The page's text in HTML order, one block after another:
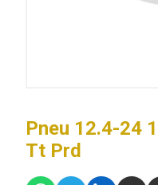
Pneu 12.4-24
Tt Prd